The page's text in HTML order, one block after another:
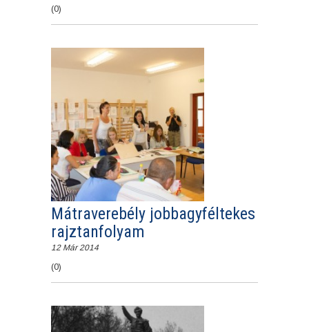
(0)
Mátraverebély jobbagyféltekes
rajztanfolyam
12 Már 2014
(0)